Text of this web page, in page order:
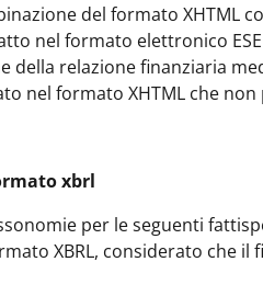
del formato XHTML
nel formato elettronico
della relazione finanziaria
nel formato XHTML che
xbrl
per le seguenti
XBRL, considerato che il